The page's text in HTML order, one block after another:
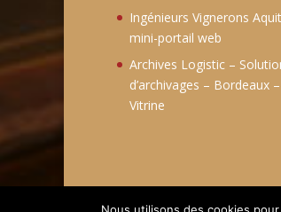
Ingénieurs Vignerons
mini-portail web
Archives Logistic –
d’archivages – Bordeaux
Vitrine